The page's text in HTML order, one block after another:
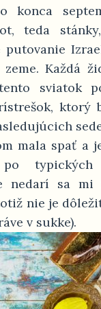
konca
teda
putovanie
zeme. Každá
sviatok
ktorý
mala spať a
typických
nedarí sa mi
nie je
v sukke).